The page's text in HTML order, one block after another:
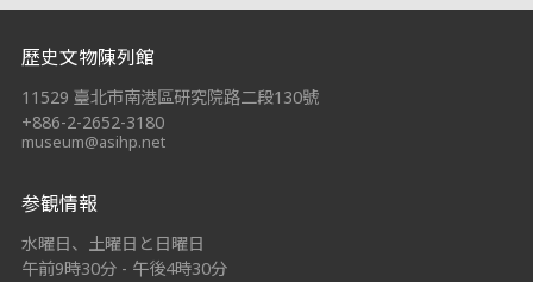
:::
歷史文物陳列館
11529 臺北市南港區研究院路二段130號
+886-2-2652-3180
museum@asihp.net
参観情報
水曜日、土曜日と日曜日
午前9時30分 - 午後4時30分